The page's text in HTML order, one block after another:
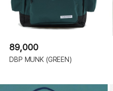
89,000
DBP MUNK (GREEN)